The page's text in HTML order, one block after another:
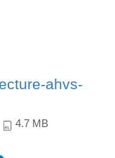
ahvs-
4.7 MB